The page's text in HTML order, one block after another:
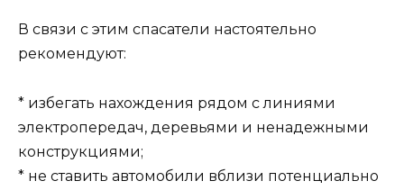
В связи с этим спасатели настоятельно
рекомендуют:
* избегать нахождения рядом с линиями
электропередач, деревьями и ненадежными
конструкциями;
* не ставить автомобили вблизи потенциально